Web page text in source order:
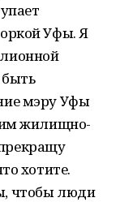
Уфы. Я
мэру Уфы
жилищно-
хотите.
чтобы люди